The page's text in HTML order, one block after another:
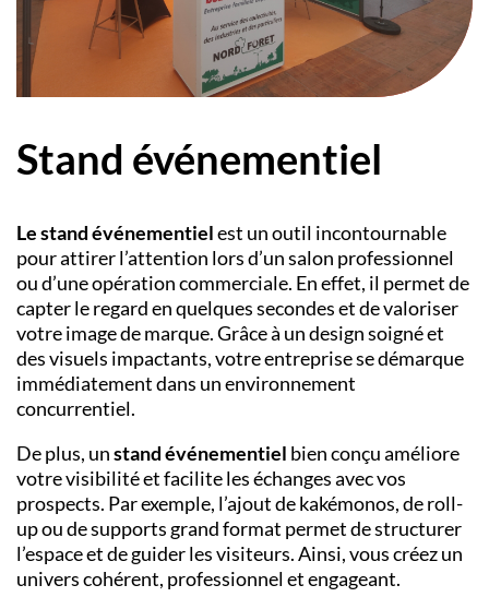
Stand événementiel
Le stand événementielest un outil incontournable
pour attirer l’attention lors d’un salon professionnel
ou d’une opération commerciale. En effet, il permet de
capter le regard en quelques secondes et de valoriser
votre image de marque. Grâce à un design soigné et
des visuels impactants, votre entreprise se démarque
immédiatement dans un environnement
concurrentiel.
De plus, unstand événementiel bien conçu améliore
votre visibilité et facilite les échanges avec vos
prospects. Par exemple, l’ajout de kakémonos, de roll-
up ou de supports grand format permet de structurer
l’espace et de guider les visiteurs. Ainsi, vous créez un
univers cohérent, professionnel et engageant.